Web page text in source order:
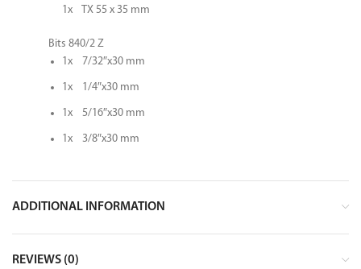
1x TX 55 x 35 mm
Bits 840/2 Z
1x 7/32″x30 mm
1x 1/4″x30 mm
1x 5/16″x30 mm
1x 3/8″x30 mm
ADDITIONAL INFORMATION
REVIEWS (0)